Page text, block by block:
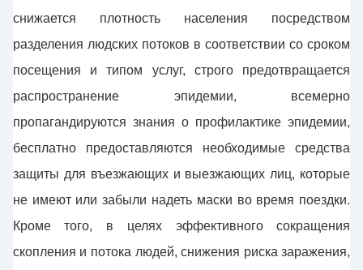
снижается плотность населения посредством
разделения людских потоков в соответствии со сроком
посещения и типом услуг, строго предотвращается
распространение эпидемии, всемерно
пропагандируются знания о профилактике эпидемии,
бесплатно предоставляются необходимые средства
защиты для въезжающих и выезжающих лиц, которые
не имеют или забыли надеть маски во время поездки.
Кроме того, в целях эффективного сокращения
скопления и потока людей, снижения риска заражения,